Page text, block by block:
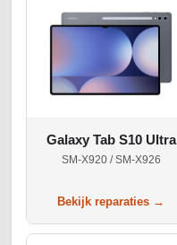
Galaxy Tab S10 Ultra
SM-X920 / SM-X926
Bekijk reparaties →